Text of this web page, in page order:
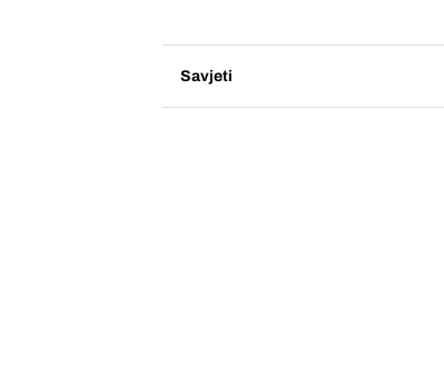
Savjeti